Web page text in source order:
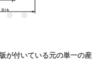
が付いている元の単一の産